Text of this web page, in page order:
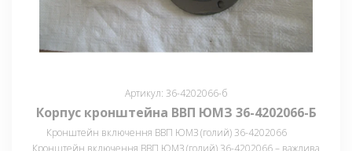
Артикул: 36-4202066-б
Корпус кронштейна ВВП ЮМЗ 36-4202066-Б
Кронштейн включення ВВП ЮМЗ (голий) 36-4202066
Кронштейн включення ВВП ЮМЗ (голий) 36-4202066 – важлива